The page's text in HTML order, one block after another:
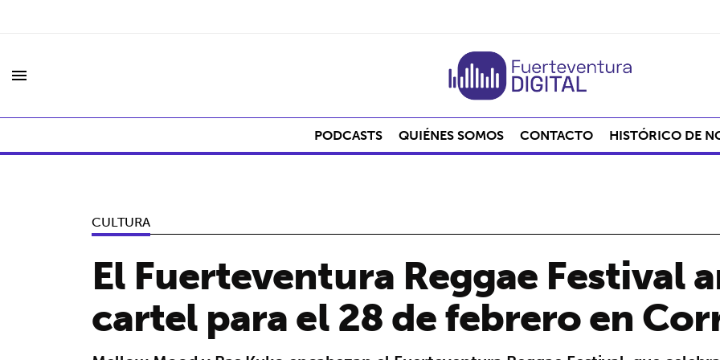
menu
PODCASTS QUIÉNES SOMOS CONTACTO HISTÓRICO DE
CULTURA
El Fuerteventura Reggae Festival
cartel para el 28 de febrero en